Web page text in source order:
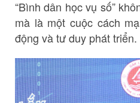
“Bình dân học vụ số”
mà là một cuộc cách
động và tư duy phát triển.